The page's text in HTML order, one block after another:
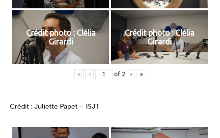
Crédit photo : Clélia
Girardi
Crédit photo : Clélia
Girardi
« ‹ of 2 › »
Crédit : Juliette Papet – ISJT